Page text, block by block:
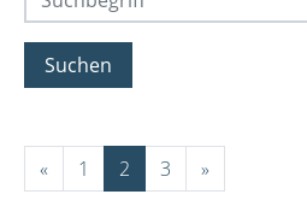
Suchen
« 1 2 3 »